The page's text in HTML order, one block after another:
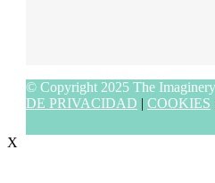
© Copyright 2025 The
DE PRIVACIDAD | COOKIES
X